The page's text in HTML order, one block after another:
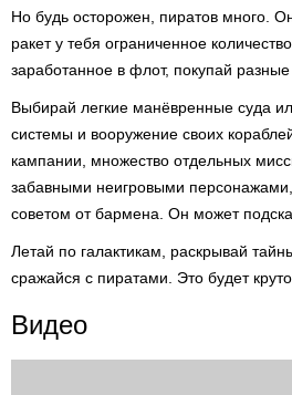
Но будь осторожен, пиратов много.
ракет у тебя ограниченное
заработанное в флот, покупай разные
Выбирай легкие манёвренные суда
системы и вооружение своих
кампании, множество отдельных
забавными неигровыми
советом от бармена. Он может
Летай по галактикам, раскрывай
сражайся с пиратами. Это будет
Видео